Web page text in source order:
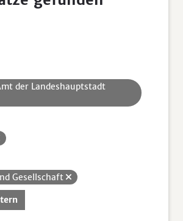
der Landeshauptstadt
Gesellschaft